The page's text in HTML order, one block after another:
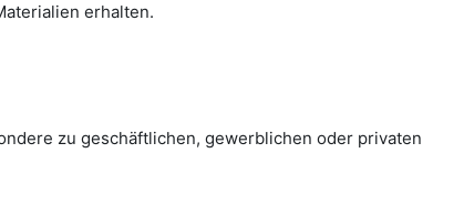
erhalten.
zu geschäftlichen, gewerblichen oder privaten